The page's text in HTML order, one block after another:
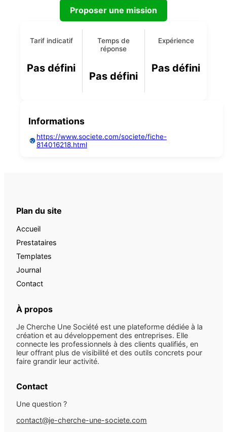
Proposer une mission
Tarif indicatif
Pas défini
Temps de
réponse
Pas défini
Expérience
Pas défini
Informations
https://www.societe.com/societe/fiche-
814016218.html
Plan du site
Accueil
Prestataires
Templates
Journal
Contact
À propos
Je Cherche Une Société est une plateforme dédiée à la
création et au développement des entreprises. Elle
connecte les professionnels à des clients qualifiés, en
leur offrant plus de visibilité et des outils concrets pour
faire grandir leur activité.
Contact
Une question ?
contact@je-cherche-une-societe.com